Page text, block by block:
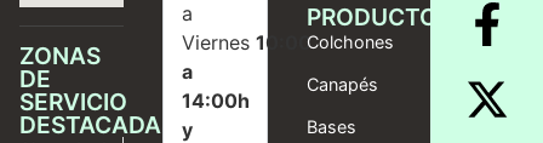
ZONAS
DE
SERVICIO
DESTACADAS
a
Viernes10:00
a
14:00h
y
PRODUCTOS
Colchones
Canapés
Bases